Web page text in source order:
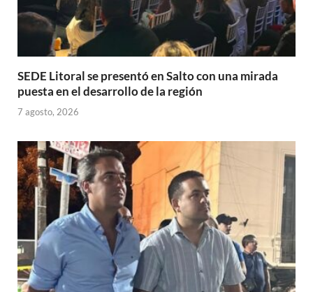
SEDE Litoral se presentó en Salto con una mirada
puesta en el desarrollo de la región
7 agosto, 2026